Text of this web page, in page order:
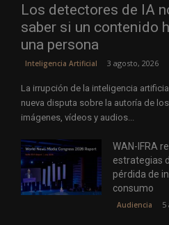
Los detectores de IA
saber si un contenido
una persona
Inteligencia Artificial 3 agosto, 2026
La irrupción de la inteligencia
nueva disputa sobre la autoría de
imágenes, vídeos y audios...
WAN-IFRA
estrategias
pérdida de
consumo
Audiencia 5